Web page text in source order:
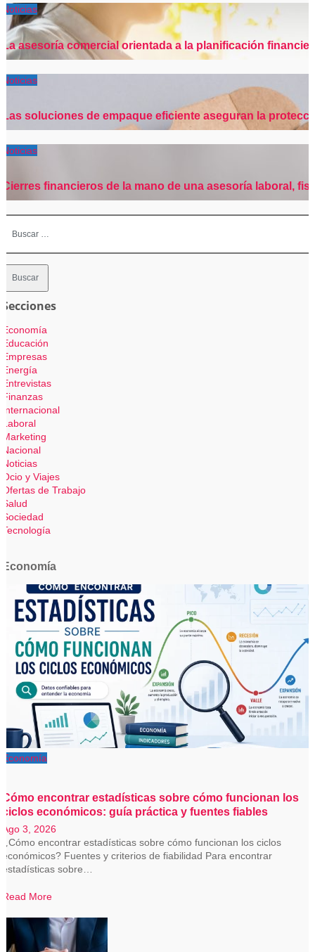
Noticias
La asesoría comercial orientada a la planificación
Noticias
Las soluciones de empaque eficiente aseguran la
Noticias
Cierres financieros de la mano de una asesoría laboral,
Secciones
Economía
Educación
Empresas
Energía
Entrevistas
Finanzas
Internacional
Laboral
Marketing
Nacional
Noticias
Ocio y Viajes
Ofertas de Trabajo
Salud
Sociedad
Tecnología
Economía
Economía
Cómo encontrar estadísticas sobre cómo funcionan los
ciclos económicos: guía práctica y fuentes fiables
Ago 3, 2026
¿Cómo encontrar estadísticas sobre cómo funcionan los ciclos
económicos? Fuentes y criterios de fiabilidad Para encontrar
estadísticas sobre…
Read More